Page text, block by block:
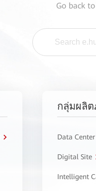
Go back
กลุ่มผลิ
Data Center
Digital Site
Intelligent